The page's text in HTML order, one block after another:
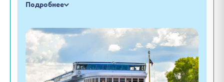
Подробнее